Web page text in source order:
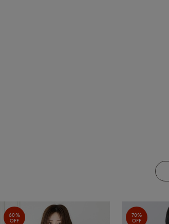
60%
OFF
70%
OFF